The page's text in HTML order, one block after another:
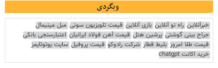
وبگردی
خبرآنلاین راه نو آنلاین بازی آنلاین قیمت تلویزیون سونی مبل مینیمال
جراح بینی گوشتی پرشین هتل قیمت آهن فولاد ایرانیان اعتبارسنجی بانکی
قیمت طلا امروز بلیط قطار شرکت رادوکو قیمت پروفیل سایت یوتوتایمز
خرید اکانت chatgpt